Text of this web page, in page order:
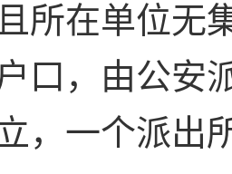
所在单位无
口，由公安
，一个派出